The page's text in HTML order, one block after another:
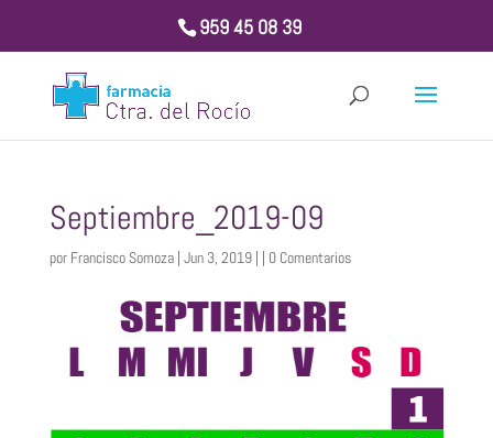
959 45 08 39
Septiembre_2019-09
por Francisco Somoza| Jun 3, 2019 | | 0 Comentarios